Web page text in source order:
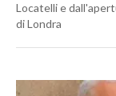
Locatelli e
di Londra